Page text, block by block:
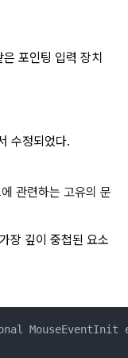
포인팅 입력 장치
수정되었다.
관련하는 고유의 문
장 깊이 중첩된 요소